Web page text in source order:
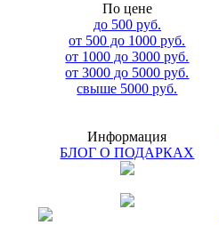
По цене
до 500 руб.
от 500 до 1000 руб.
от 1000 до 3000 руб.
от 3000 до 5000 руб.
свыше 5000 руб.
Информация
БЛОГ О ПОДАРКАХ